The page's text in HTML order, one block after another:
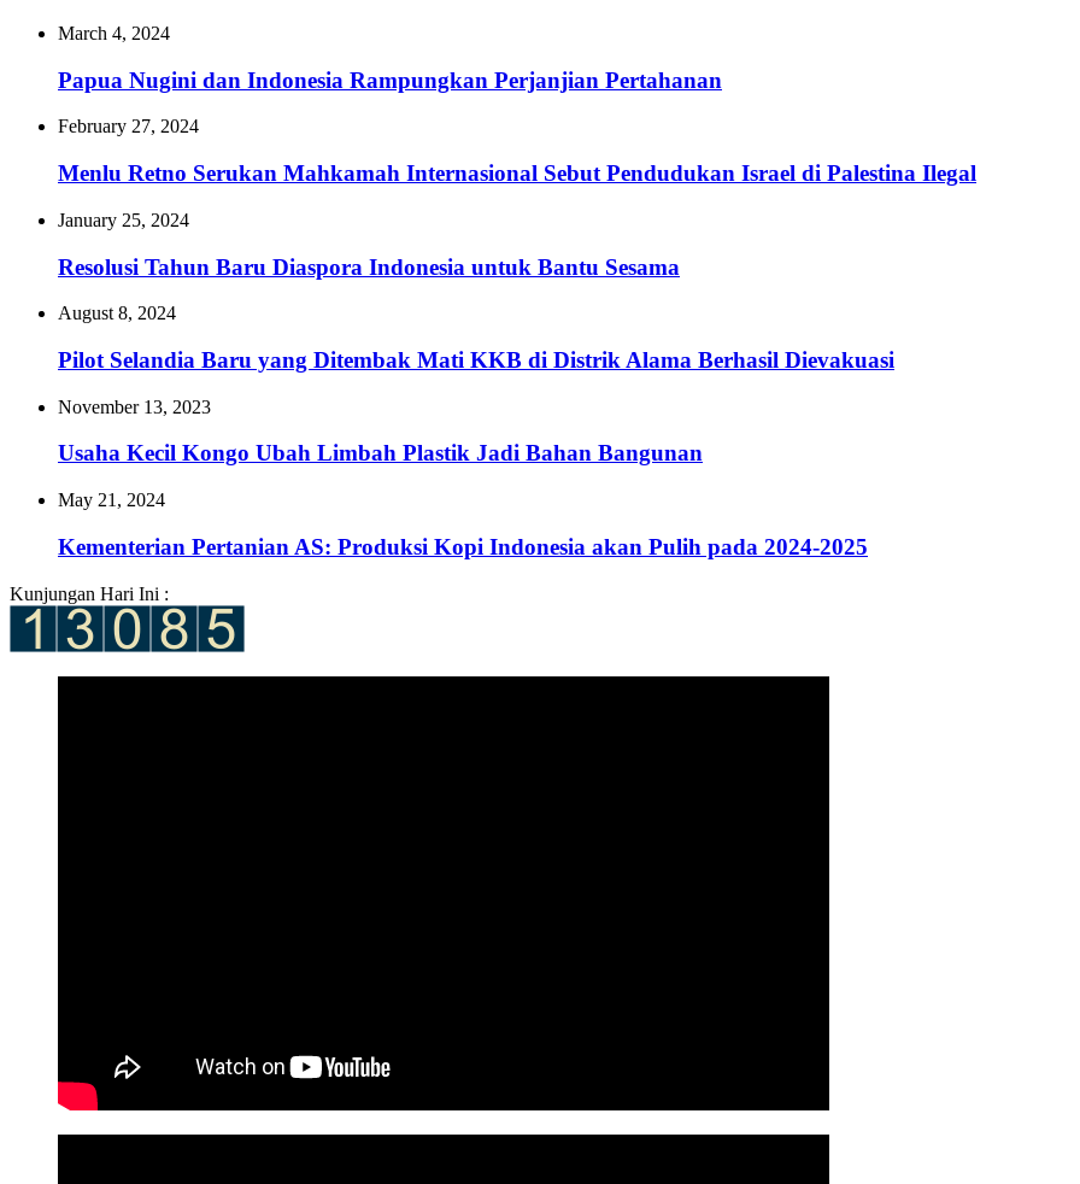
March 4, 2024
Papua Nugini dan Indonesia Rampungkan Perjanjian Pertahanan
February 27, 2024
Menlu Retno Serukan Mahkamah Internasional Sebut Pendudukan Israel di Palestina Ilegal
January 25, 2024
Resolusi Tahun Baru Diaspora Indonesia untuk Bantu Sesama
August 8, 2024
Pilot Selandia Baru yang Ditembak Mati KKB di Distrik Alama Berhasil Dievakuasi
November 13, 2023
Usaha Kecil Kongo Ubah Limbah Plastik Jadi Bahan Bangunan
May 21, 2024
Kementerian Pertanian AS: Produksi Kopi Indonesia akan Pulih pada 2024-2025
Kunjungan Hari Ini :